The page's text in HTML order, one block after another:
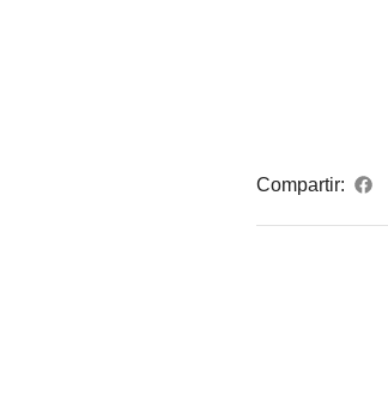
Compartir: